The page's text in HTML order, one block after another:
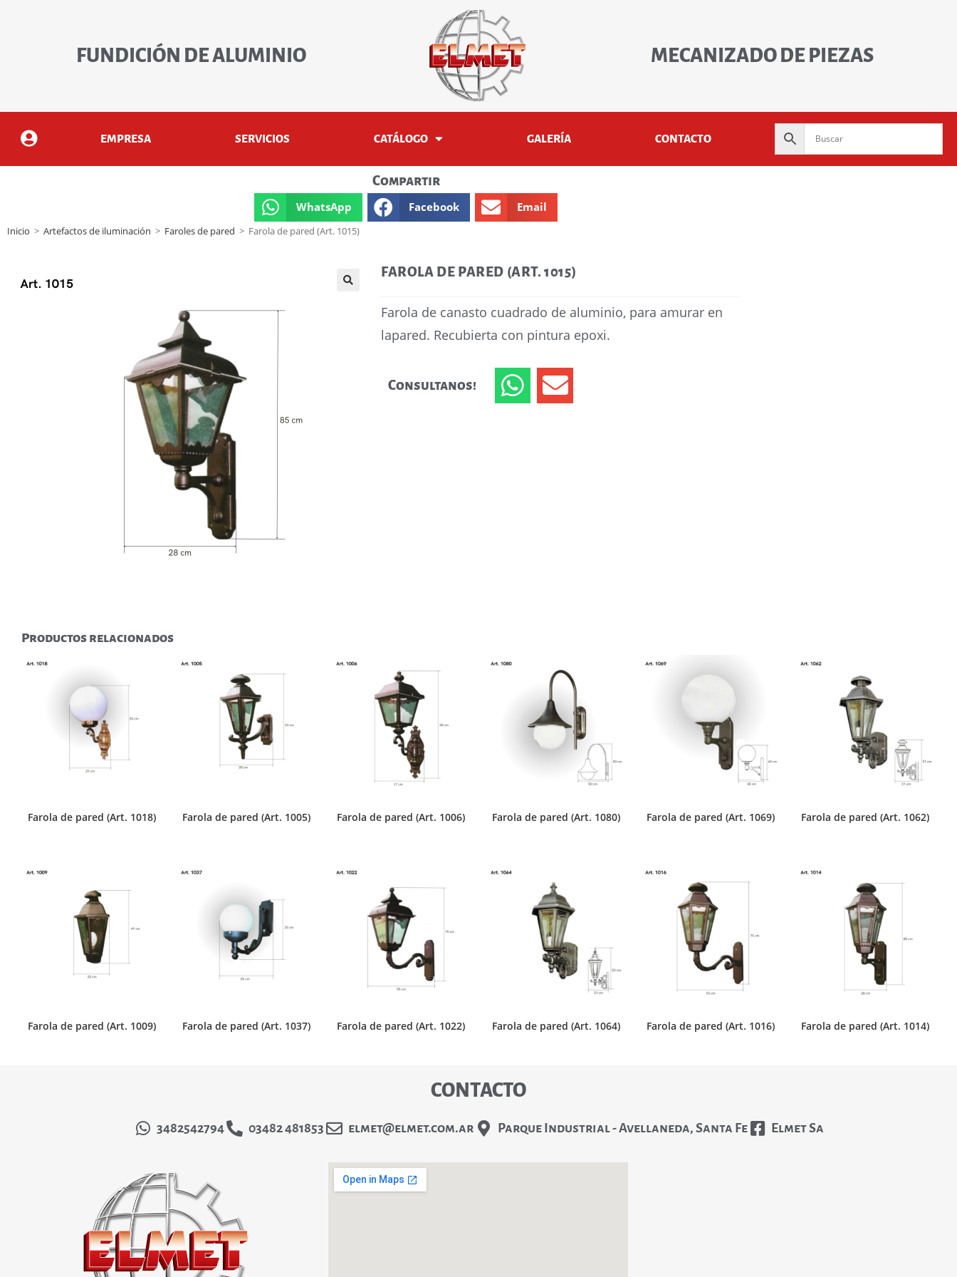
FUNDICIÓN DE ALUMINIO MECANIZADO DE PIEZAS
EMPRESA SERVICIOS CATÁLOGO GALERÍA CONTACTO
Compartir
WhatsApp Facebook Email
Inicio > Artefactos de iluminación > Faroles de pared > Farola de pared (Art. 1015)
FAROLA DE PARED (ART. 1015)
Farola de canasto cuadrado de aluminio, para amurar en
lapared. Recubierta con pintura epoxi.
Consultanos!
Productos relacionados
Farola de pared (Art. 1018) Farola de pared (Art. 1005) Farola de pared (Art. 1006) Farola de pared (Art. 1080) Farola de pared (Art. 1069) Farola de pared (Art. 1062)
Farola de pared (Art. 1009) Farola de pared (Art. 1037) Farola de pared (Art. 1022) Farola de pared (Art. 1064) Farola de pared (Art. 1016) Farola de pared (Art. 1014)
CONTACTO
3482542794 03482 481853 elmet@elmet.com.ar Parque Industrial - Avellaneda, Santa Fe Elmet Sa